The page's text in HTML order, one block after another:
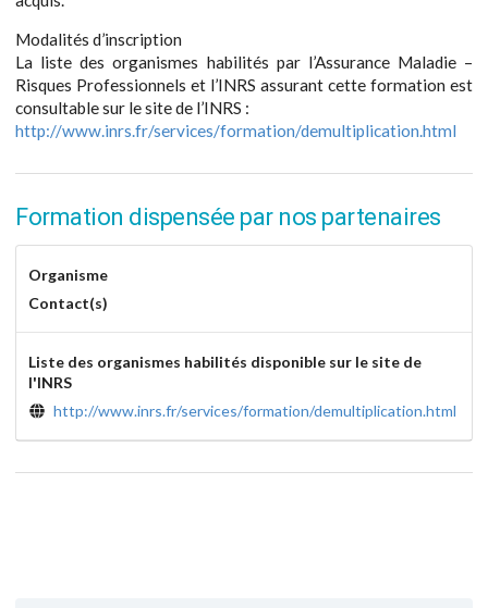
Modalités d’inscription
La liste des organismes habilités par l’Assurance Maladie –
Risques Professionnels et l’INRS assurant cette formation est
consultable sur le site de l’INRS :
http://www.inrs.fr/services/formation/demultiplication.html
Formation dispensée par nos partenaires
Organisme
Contact(s)
Liste des organismes habilités disponible sur le site de
l'INRS
http://www.inrs.fr/services/formation/demultiplication.html